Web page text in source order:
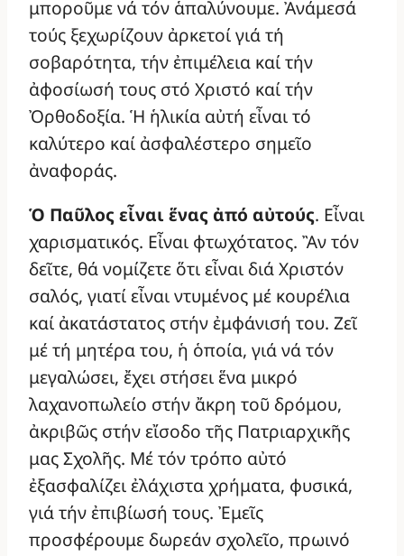
μποροῦμε νά τόν ἁπαλύνουμε. Ἀνάμεσά
τούς ξεχωρίζουν ἀρκετοί γιά τή
σοβαρότητα, τήν ἐπιμέλεια καί τήν
ἀφοσίωσή τους στό Χριστό καί τήν
Ὀρθοδοξία. Ἡ ἡλικία αὐτή εἶναι τό
καλύτερο καί ἀσφαλέστερο σημεῖο
ἀναφοράς.
Ὁ Παῦλος εἶναι ἕνας ἀπό αὐτούς. Εἶναι
χαρισματικός. Εἶναι φτωχότατος. Ἂν τόν
δεῖτε, θά νομίζετε ὅτι εἶναι διά Χριστόν
σαλός, γιατί εἶναι ντυμένος μέ κουρέλια
καί ἀκατάστατος στήν ἐμφάνισή του. Ζεῖ
μέ τή μητέρα του, ἡ ὁποία, γιά νά τόν
μεγαλώσει, ἔχει στήσει ἕνα μικρό
λαχανοπωλείο στήν ἄκρη τοῦ δρόμου,
ἀκριβῶς στήν εἴσοδο τῆς Πατριαρχικῆς
μας Σχολῆς. Μέ τόν τρόπο αὐτό
ἐξασφαλίζει ἐλάχιστα χρήματα, φυσικά,
γιά τήν ἐπιβίωσή τους. Ἐμεῖς
προσφέρουμε δωρεάν σχολεῖο, πρωινό